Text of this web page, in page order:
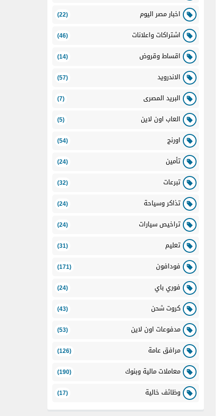
اخبار مصر اليوم (22)
اشتراكات واعلانات (46)
اقساط وقروض (14)
الاندرويد (57)
البريد المصرى (7)
العاب اون لاين (5)
اورنج (54)
تأمين (24)
تبرعات (32)
تذاكر وسياحة (24)
تراخيص سيارات (24)
تعليم (31)
فودافون (171)
فوري باي (24)
كروت شحن (43)
مدفوعات اون لاين (53)
مرافق عامة (126)
معاملات مالية وبنوك (190)
وظائف خالية (17)